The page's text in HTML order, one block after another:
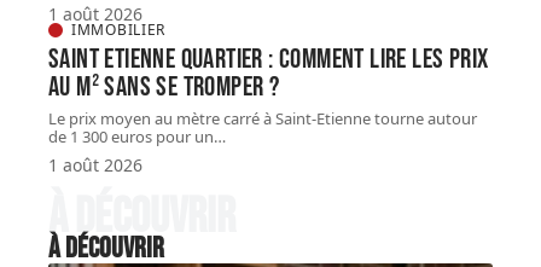
1 août 2026
IMMOBILIER
Saint Etienne quartier : comment lire les prix
au m² sans se tromper ?
Le prix moyen au mètre carré à Saint-Etienne tourne autour
de 1 300 euros pour un…
1 août 2026
À découvrir
À découvrir